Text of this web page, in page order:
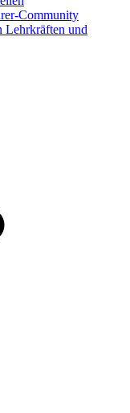
Community
Lehrkräften und